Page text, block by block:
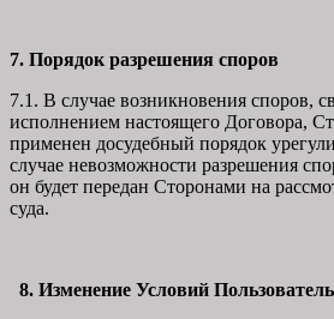
7. Порядок разрешения споров
7.1. В случае возникновения споров,
исполнением настоящего Договора,
применен досудебный порядок
случае невозможности разрешения
он будет передан Сторонами на
суда.
8. Изменение Условий